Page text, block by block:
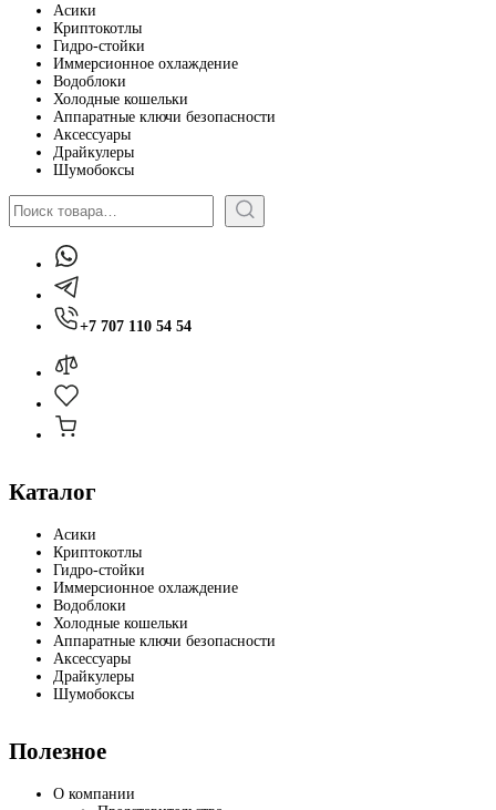
Асики
Криптокотлы
Гидро-стойки
Иммерсионное охлаждение
Водоблоки
Холодные кошельки
Аппаратные ключи безопасности
Аксессуары
Драйкулеры
Шумобоксы
Поиск
+7 707 110 54 54
Каталог
Асики
Криптокотлы
Гидро-стойки
Иммерсионное охлаждение
Водоблоки
Холодные кошельки
Аппаратные ключи безопасности
Аксессуары
Драйкулеры
Шумобоксы
Полезное
О компании